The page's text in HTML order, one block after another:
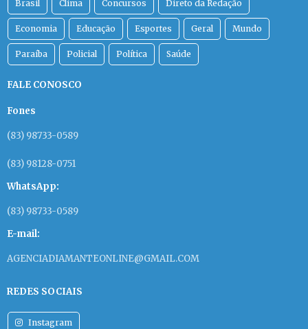
FUTEBOL
Finais do Campeonato Paraibano
2026 terão VAR e arbitragem FIFA
Decisão teria sido tomada, segundo dirigente do
Paraibana de Futebol (FPF), Michelle Ramalho.
VALENDO TÍTULO
FPF define datas e horários das